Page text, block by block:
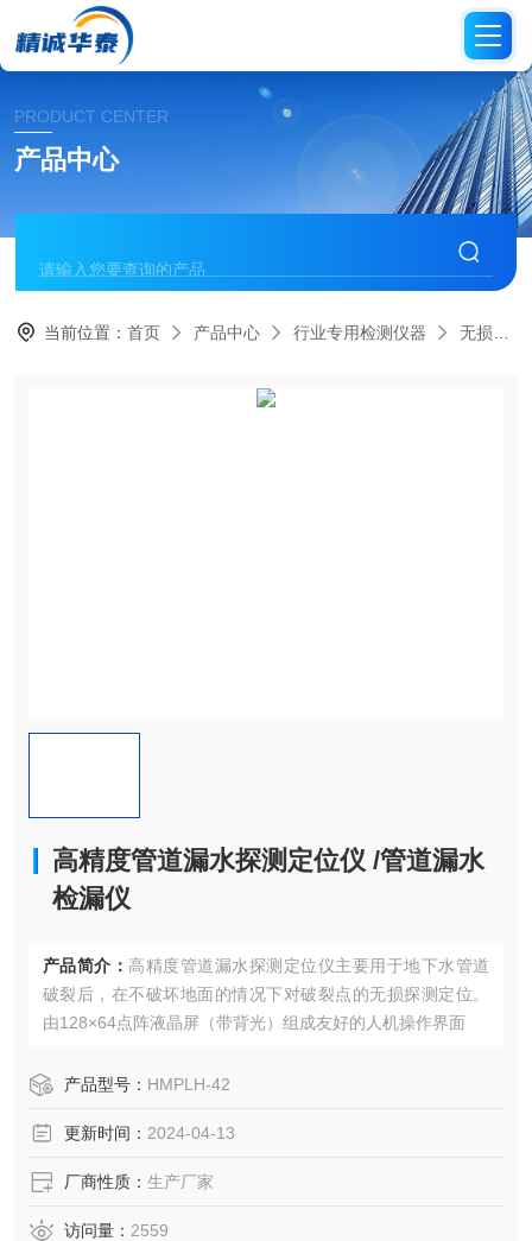
PRODUCT CENTER
产品中心
当前位置：首页 产品中心 行业专用检测仪器 无损检测仪器
高精度管道漏水探测定位仪 /管道漏水
检漏仪
产品简介： 高精度管道漏水探测定位仪主要用于地下水管道
破裂后，在不破坏地面的情况下对破裂点的无损探测定位。
由128×64点阵液晶屏（带背光）组成友好的人机操作界面
产品型号： HMPLH-42
更新时间： 2024-04-13
厂商性质： 生产厂家
访问量： 2559